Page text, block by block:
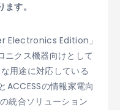
す。
Electronics Edition」
ニクス機器向けとして
用途に対応している
の情報家電向
統合ソリューション